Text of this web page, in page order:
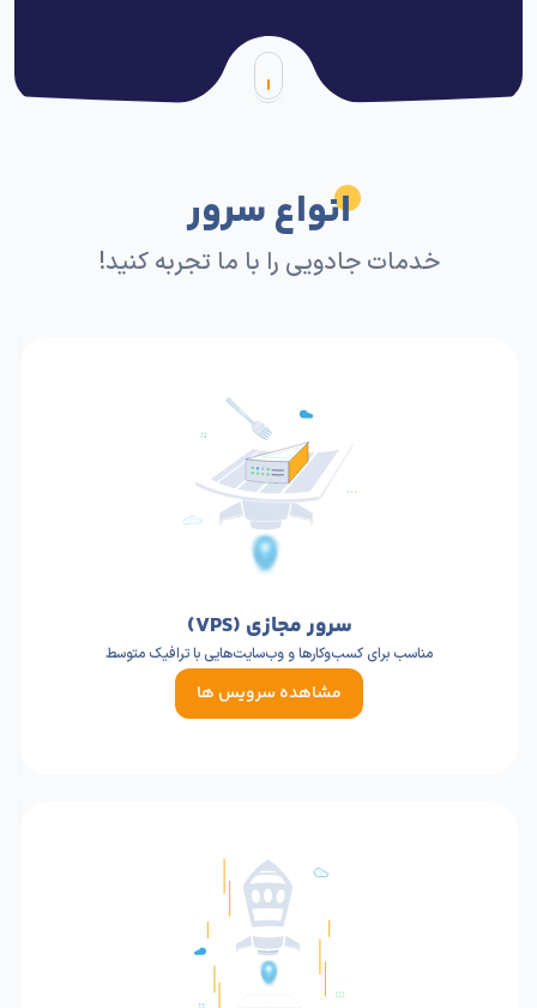
انواع سرور
خدمات جادویی را با ما تجربه کنید!
سرور مجازی (VPS)
مناسب برای کسب‌وکارها و وب‌سایت‌هایی با ترافیک متوسط
مشاهده سرویس ها